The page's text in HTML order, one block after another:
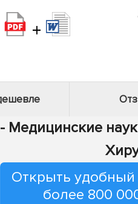
+
Медицинские
Открыть удобный
более 800